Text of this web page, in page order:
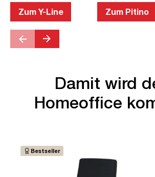
Zum Y-Line Zum Pitino
Damit wird
Homeoffice
Bestseller